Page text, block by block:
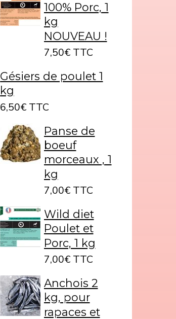
100% Porc, 1
kg
NOUVEAU !
7,50€ TTC
Gésiers de poulet 1
kg
6,50€ TTC
Panse de
boeuf
morceaux , 1
kg
7,00€ TTC
Wild diet
Poulet et
Porc, 1 kg
7,00€ TTC
Anchois 2
kg, pour
rapaces et